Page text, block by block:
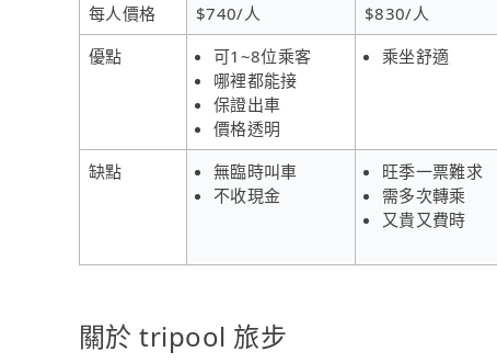
每人價格
$740/人 $830/人
優點
可1~8位乘客
哪裡都能接
保證出車
價格透明
乘坐舒適
缺點
無臨時叫車
不收現金
旺季一票難求
需多次轉乘
又貴又費時
關於 tripool 旅步